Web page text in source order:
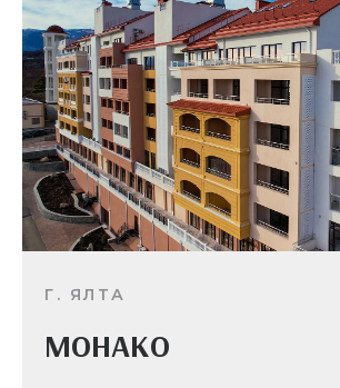
Г. ЯЛТА
МОНАКО